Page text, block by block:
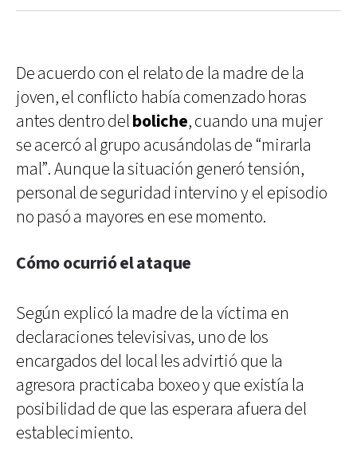
De acuerdo con el relato de la madre de la
joven, el conflicto había comenzado horas
antes dentro delboliche, cuando una mujer
se acercó al grupo acusándolas de “mirarla
mal”. Aunque la situación generó tensión,
personal de seguridad intervino y el episodio
no pasó a mayores en ese momento.
Cómo ocurrió el ataque
Según explicó la madre de la víctima en
declaraciones televisivas, uno de los
encargados del local les advirtió que la
agresora practicaba boxeo y que existía la
posibilidad de que las esperara afuera del
establecimiento.